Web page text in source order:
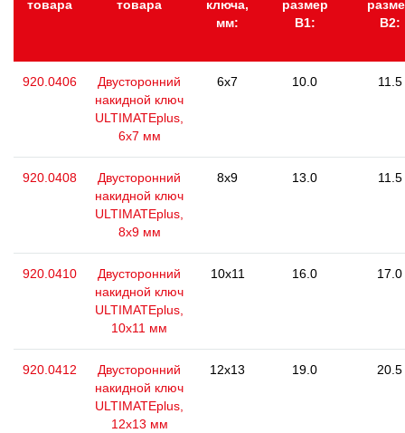
товара
товара
ключа,
мм:
размер
В1:
В2:
920.0406
Двусторонний
накидной ключ
ULTIMATEplus,
6х7 мм
6x7 10.0 11.5
920.0408
Двусторонний
накидной ключ
ULTIMATEplus,
8x9 мм
8x9 13.0 11.5
920.0410
Двусторонний
накидной ключ
ULTIMATEplus,
10x11 мм
10x11 16.0 17.0
920.0412
Двусторонний
накидной ключ
ULTIMATEplus,
12x13 мм
12x13 19.0 20.5